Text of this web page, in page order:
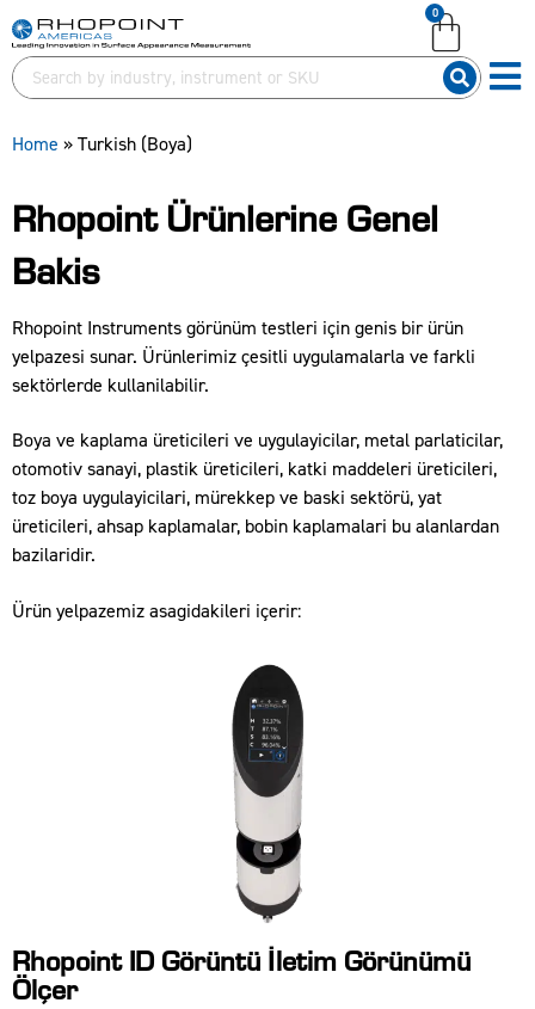
English (United Kingdom)
German (Deutsch)
0
Home »Turkish (Boya)
Rhopoint Ürünlerine Genel
Bakis
Rhopoint Instruments görünüm testleri için genis bir ürün
yelpazesi sunar. Ürünlerimiz çesitli uygulamalarla ve farkli
sektörlerde kullanilabilir.
Boya ve kaplama üreticileri ve uygulayicilar, metal parlaticilar,
otomotiv sanayi, plastik üreticileri, katki maddeleri üreticileri,
toz boya uygulayicilari, mürekkep ve baski sektörü, yat
üreticileri, ahsap kaplamalar, bobin kaplamalari bu alanlardan
bazilaridir.
Ürün yelpazemiz asagidakileri içerir:
Rhopoint ID Görüntü İletim Görünümü
Ölçer